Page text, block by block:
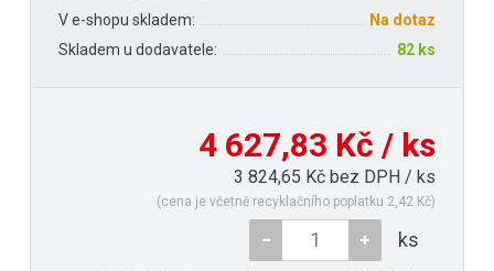
V e-shopu skladem:
Na dotaz
Skladem u dodavatele:
82 ks
4 627,83 Kč / ks
3 824,65 Kč bez DPH / ks
(cena je včetně recyklačního poplatku 2,42 Kč)
ks